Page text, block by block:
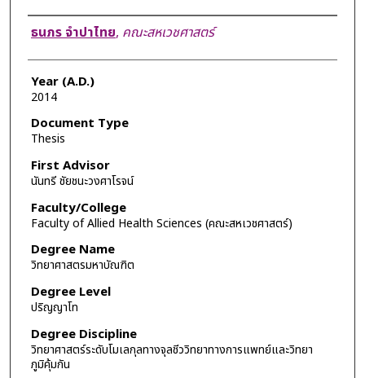
Author
ธนภร จำปาไทย, คณะสหเวชศาสตร์
Year (A.D.)
2014
Document Type
Thesis
First Advisor
นันทรี ชัยชนะวงศาโรจน์
Faculty/College
Faculty of Allied Health Sciences (คณะสหเวชศาสตร์)
Degree Name
วิทยาศาสตรมหาบัณฑิต
Degree Level
ปริญญาโท
Degree Discipline
วิทยาศาสตร์ระดับโมเลกุลทางจุลชีววิทยาทางการแพทย์และวิทยา
ภูมิคุ้มกัน